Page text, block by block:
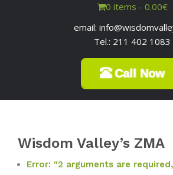
0 items - 0.00€
email:
Tel.: 211 402 1083
Call Now
Wisdom Valley’s ZMA
Error: "2 arguments are